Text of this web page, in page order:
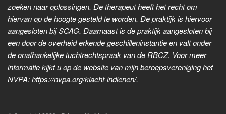
zoeken naar oplossingen. De therapeut heeft het recht om
hiervan op de hoogte gesteld te worden. De praktijk is hiervoor
aangesloten bij SCAG. Daarnaast is de praktijk aangesloten bij
een door de overheid erkende geschilleninstantie en valt onder
de onafhankelijke tuchtrechtspraak van de RBCZ. Voor meer
informatie kijkt u op de website van mijn beroepsvereniging het
NVPA: https://nvpa.org/klacht-indienen/.